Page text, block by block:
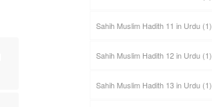
Sahih Muslim Hadith 11 in Urdu(1)
Sahih Muslim Hadith 12 in Urdu(1)
Sahih Muslim Hadith 13 in Urdu(1)